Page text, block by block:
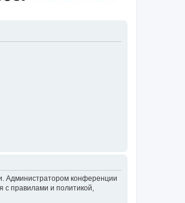
Администратором конференции
с правилами и политикой,